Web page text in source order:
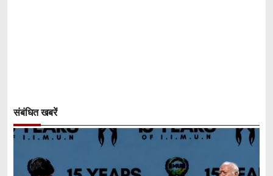
संबंधित खबरें